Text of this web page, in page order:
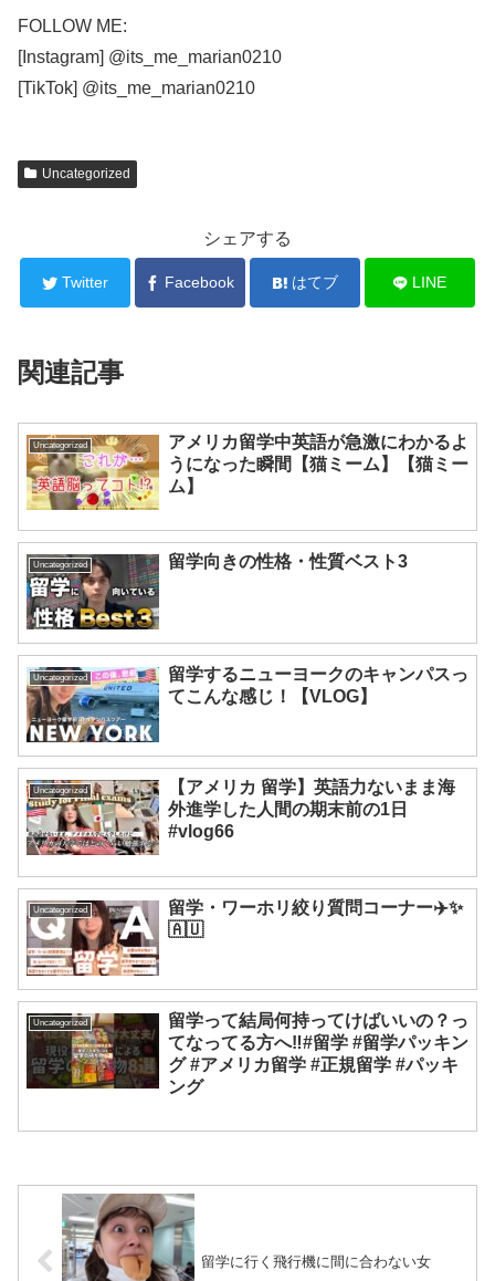
FOLLOW ME:
[Instagram] @its_me_marian0210
[TikTok] @its_me_marian0210
Uncategorized
シェアする
Twitter Facebook はてブ LINE
関連記事
Uncategorized
アメリカ留学中英語が急激にわかるよ
うになった瞬間【猫ミーム】【猫ミー
ム】
Uncategorized 留学向きの性格・性質ベスト3
Uncategorized
留学するニューヨークのキャンパスっ
てこんな感じ！【VLOG】
Uncategorized
【アメリカ 留学】英語力ないまま海
外進学した人間の期末前の1日
#vlog66
Uncategorized
留学・ワーホリ絞り質問コーナー✈️✨
🇦🇺
Uncategorized
留学って結局何持ってけばいいの？っ
てなってる方へ‼️#留学 #留学パッキン
グ #アメリカ留学 #正規留学 #パッキ
ング
留学に行く飛行機に間に合わない女